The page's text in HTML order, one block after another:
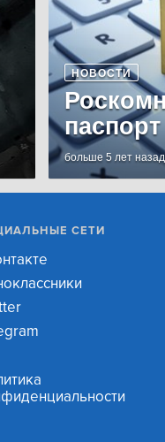
НОВОСТИ
больше 5 лет назад
СЕТИ